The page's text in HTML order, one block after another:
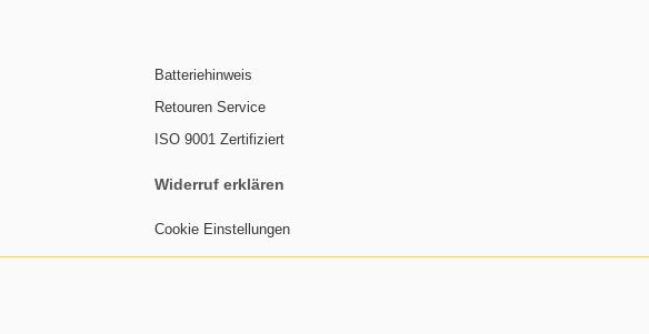
Batteriehinweis
Retouren Service
ISO 9001 Zertifiziert
Widerruf erklären
Cookie Einstellungen